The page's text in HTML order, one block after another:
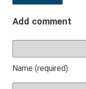
Add comment
Name (required)